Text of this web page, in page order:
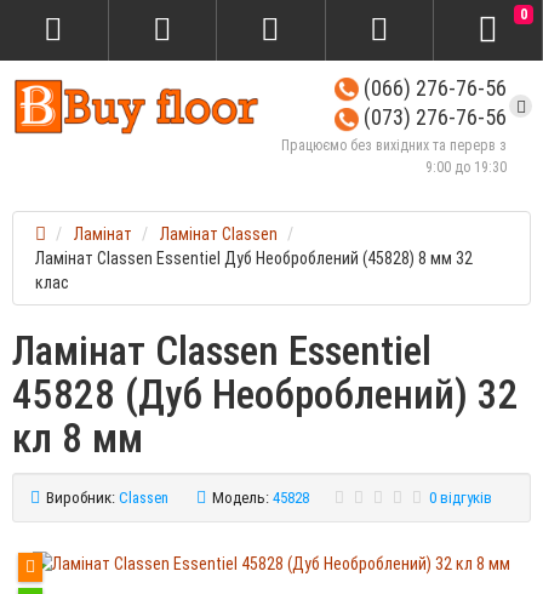
(066) 276-76-56
(073) 276-76-56
Працюємо без вихідних та перерв з
9:00 до 19:30
0
Ламінат
Ламінат Classen
Ламінат Classen Essentiel Дуб Необроблений (45828) 8 мм 32
клас
Ламінат Classen Essentiel
45828 (Дуб Необроблений) 32
кл 8 мм
Виробник: Classen Модель: 45828 0 відгуків